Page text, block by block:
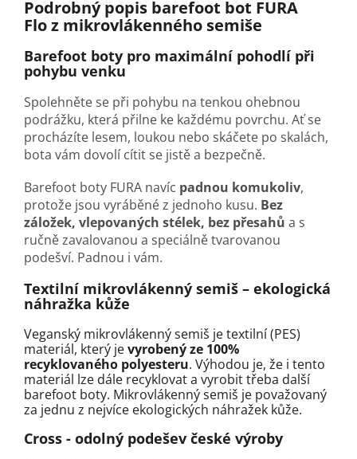
Podrobný popis barefoot bot FURA
Floz mikrovlákenného semiše
Barefoot boty pro maximální pohodlí při
pohybu venku
Spolehněte se při pohybu na tenkou ohebnou
podrážku, která přilne ke každému povrchu. Ať se
procházíte lesem, loukou nebo skáčete po skalách,
bota vám dovolí cítit se jistě a bezpečně.
Barefoot boty FURA navíc padnou komukoliv,
protože jsou vyráběné z jednoho kusu. Bez
záložek, vlepovaných stélek, bez přesahů a s
ručně zavalovanou a speciálně tvarovanou
podešví. Padnou i vám.
Textilní mikrovlákenný semiš – ekologická
náhražka kůže
Veganský mikrovlákenný semiš je textilní (PES)
materiál, který jevyrobený ze 100%
recyklovaného polyesteru. Výhodou je, že i tento
materiál lze dále recyklovat a vyrobit třeba další
barefoot boty. Mikrovlákenný semiš je považovaný
za jednu z nejvíce ekologických náhražek kůže.
Cross - odolný podešev české výroby